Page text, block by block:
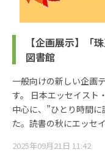
【企画展示】「
図書館
一般向けの新しい企画
す。 日本エッセイスト
中心に、”ひとり時間
た。読書の秋にエッセ
2025年09月21日 11:42